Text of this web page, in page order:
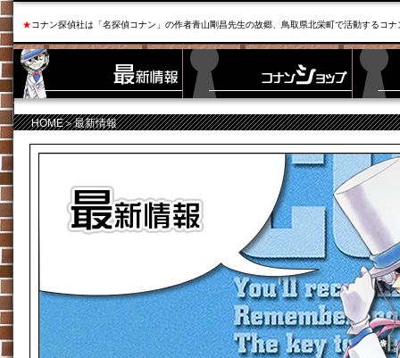
★コナン探偵社は「名探偵コナン」の作者青山剛昌先生の故郷、鳥取県北栄町で活動するコ
HOME＞最新情報